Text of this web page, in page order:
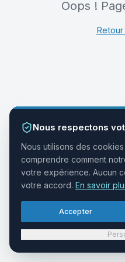
Oops !
Nous respectons
Nous utilisons des
comprendre comment
votre expérience. Aucun
votre accord. En savoir
Accepter